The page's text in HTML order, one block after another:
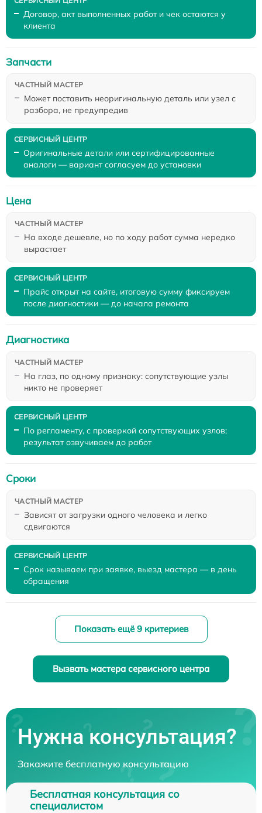
Договор, акт выполненных работ и чек остаются у
клиента
Может поставить неоригинальную деталь или узел с
разбора, не предупредив
Запчасти
Оригинальные детали или сертифицированные
аналоги — вариант согласуем до установки
На входе дешевле, но по ходу работ сумма нередко
вырастает
Цена
Прайс открыт на сайте, итоговую сумму фиксируем
после диагностики — до начала ремонта
На глаз, по одному признаку: сопутствующие узлы
никто не проверяет
Диагностика
По регламенту, с проверкой сопутствующих узлов;
результат озвучиваем до работ
Зависят от загрузки одного человека и легко
сдвигаются
Сроки
Срок называем при заявке, выезд мастера — в день
обращения
Показать ещё 9 критериев
Вызвать мастера сервисного центра
Нужна консультация?
Закажите бесплатную консультацию
Бесплатная консультация со
специалистом